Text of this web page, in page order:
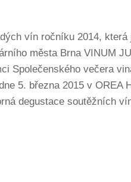
vín ročníku 2014,
města Brna VINUM
Společenského večera
5. března 2015 v OREA
degustace soutěžních